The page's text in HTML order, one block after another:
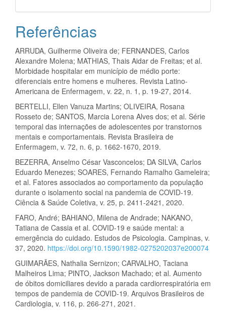
Referências
ARRUDA, Guilherme Oliveira de; FERNANDES, Carlos
Alexandre Molena; MATHIAS, Thais Aidar de Freitas; et al.
Morbidade hospitalar em município de médio porte:
diferenciais entre homens e mulheres. Revista Latino-
Americana de Enfermagem, v. 22, n. 1, p. 19-27, 2014.
BERTELLI, Ellen Vanuza Martins; OLIVEIRA, Rosana
Rosseto de; SANTOS, Marcia Lorena Alves dos; et al. Série
temporal das internações de adolescentes por transtornos
mentais e comportamentais. Revista Brasileira de
Enfermagem, v. 72, n. 6, p. 1662-1670, 2019.
BEZERRA, Anselmo César Vasconcelos; DA SILVA, Carlos
Eduardo Menezes; SOARES, Fernando Ramalho Gameleira;
et al. Fatores associados ao comportamento da população
durante o isolamento social na pandemia de COVID-19.
Ciência & Saúde Coletiva, v. 25, p. 2411-2421, 2020.
FARO, André; BAHIANO, Milena de Andrade; NAKANO,
Tatiana de Cassia et al. COVID-19 e saúde mental: a
emergência do cuidado. Estudos de Psicologia. Campinas, v.
37, 2020. https://doi.org/10.1590/1982-0275202037e200074
GUIMARÃES, Nathalia Sernizon; CARVALHO, Taciana
Malheiros Lima; PINTO, Jackson Machado; et al. Aumento
de óbitos domiciliares devido a parada cardiorrespiratória em
tempos de pandemia de COVID-19. Arquivos Brasileiros de
Cardiologia, v. 116, p. 266-271, 2021.